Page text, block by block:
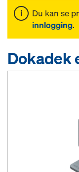
Du kan se
innlogging.
Dokadek